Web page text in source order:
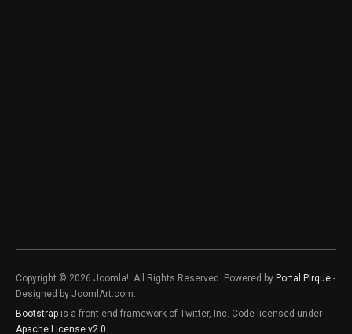
Copyright © 2026 Joomla!. All Rights Reserved. Powered by Portal Pirque -
Designed by JoomlArt.com.
Bootstrap is a front-end framework of Twitter, Inc. Code licensed under
Apache License v2.0.